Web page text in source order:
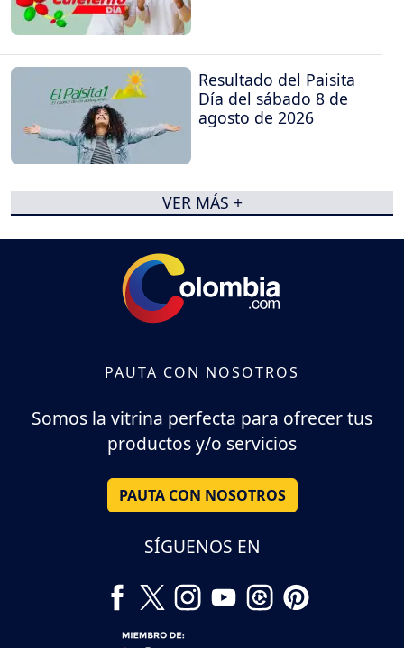
Resultado del Paisita
Día del sábado 8 de
agosto de 2026
VER MÁS +
PAUTA CON NOSOTROS
Somos la vitrina perfecta para ofrecer tus
productos y/o servicios
PAUTA CON NOSOTROS
SÍGUENOS EN